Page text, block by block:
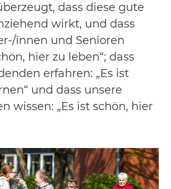
dass diese gute
wirkt, und dass
innen und Senioren
hier zu leben“; dass
erfahren: „Es ist
und dass unsere
wissen: „Es ist schön, hier